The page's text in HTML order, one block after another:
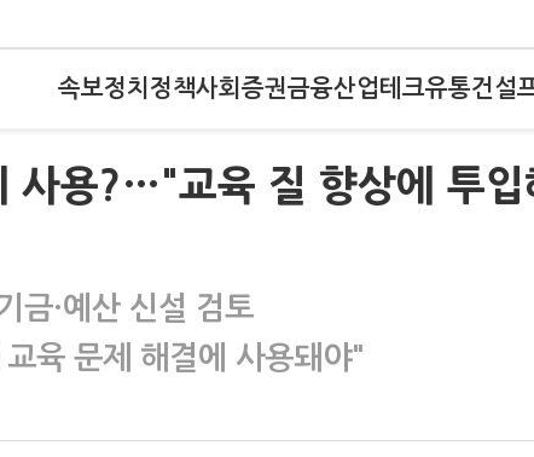
속보정치 정책사회 증권금융산업테크유통건설
사용?…"교육 질 향상에 투입
금·예산 신설 검토
육 문제 해결에 사용돼야"